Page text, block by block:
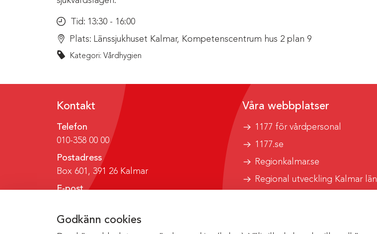
Godkänn cookies
Tid: 13:30 - 16:00
Plats: Länssjukhuset Kalmar, Kompetenscentrum hus 2 plan 9
Kategori: Vårdhygien
Kontakt
Telefon
010-358 00 00
Postadress
Box 601, 391 26 Kalmar
E-post
Våra webbplatser
1177 för vårdpersonal
1177.se
Regionkalmar.se
Regional utveckling Kalmar län